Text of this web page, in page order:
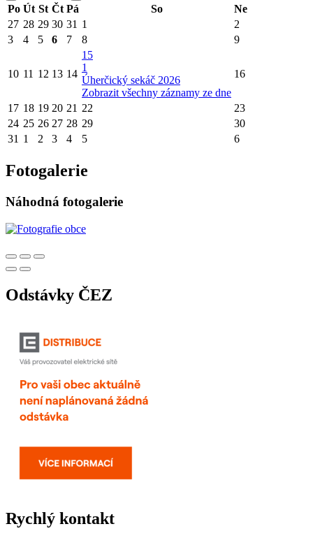
Po Út St Čt Pá So
Ne
27 28 29 30 31 1
2
3
4 5 6 7 8 9
10 11 12 13 14
15
1
Úherčický sekáč 2026
Zobrazit všechny záznamy ze dne
16
17 18 19 20 21 22
23
24 25 26 27 28 29
30
31 1 2 3 4 5 6
Fotogalerie
Náhodná fotogalerie
Odstávky ČEZ
Rychlý kontakt